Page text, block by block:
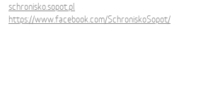
schronisko.sopot.pl
https://www.facebook.com/SchroniskoSopot/